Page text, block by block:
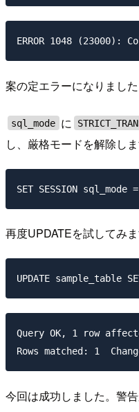
案の定エラーになりました
sql_mode に
し、厳格モードを解除しま
再度UPDATEを試してみま
Query OK, 1 row
今回は成功しました。警